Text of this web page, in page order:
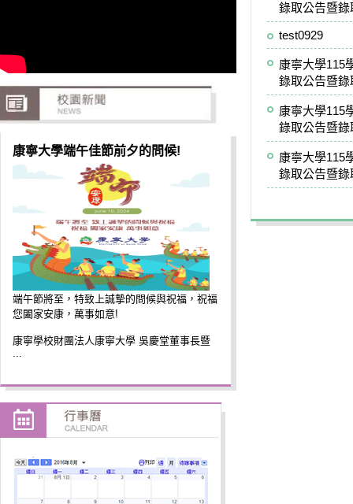
康寧大學端午佳節前夕的問候!
端午節將至，特致上誠摯的問候與祝福，祝福
您闔家安康，萬事如意!
康寧學校財團法人康寧大學 吳慶堂董事長暨
...
錄取公告暨
test0929
康寧大學115
錄取公告暨
康寧大學115
錄取公告暨
康寧大學115
錄取公告暨